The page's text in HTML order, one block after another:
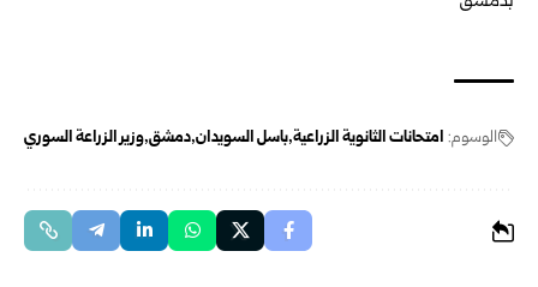
الوسوم: امتحانات الثانوية الزراعية باسل السويدان دمشق وزير الزراعة السوري